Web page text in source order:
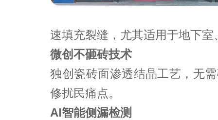
速填充裂缝，尤其适用于地下室
微创不砸砖技术
独创瓷砖面渗透结晶工艺，无
修扰民痛点。
AI智能侧漏检测